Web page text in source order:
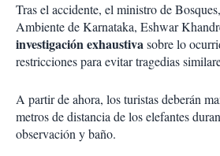
Tras el accidente, el ministro de
Ambiente de Karnataka, Eshwar
investigación exhaustivasobre lo
restricciones para evitar tragedias
A partir de ahora, los turistas deberán
metros de distancia de los elefantes
observación y baño.